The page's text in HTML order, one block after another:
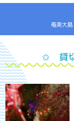
奄美大
✩ 貸